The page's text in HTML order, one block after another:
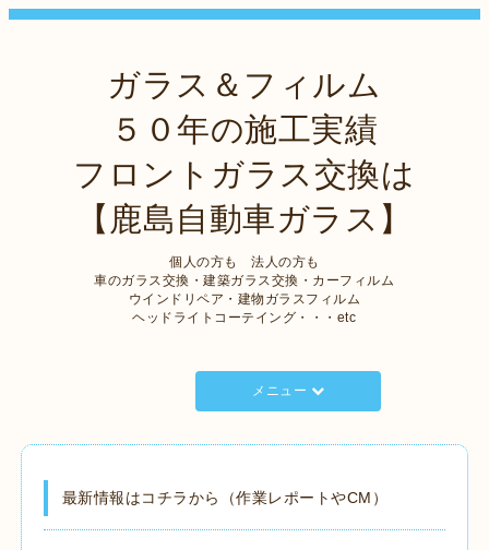
ガラス＆フィルム
５０年の施工実績
フロントガラス交換は
【鹿島自動車ガラス】
個人の方も 法人の方も
車のガラス交換・建築ガラス交換・カーフィルム
ウインドリペア・建物ガラスフィルム
ヘッドライトコーテイング・・・etc
メニュー
最新情報はコチラから（作業レポートやCM）